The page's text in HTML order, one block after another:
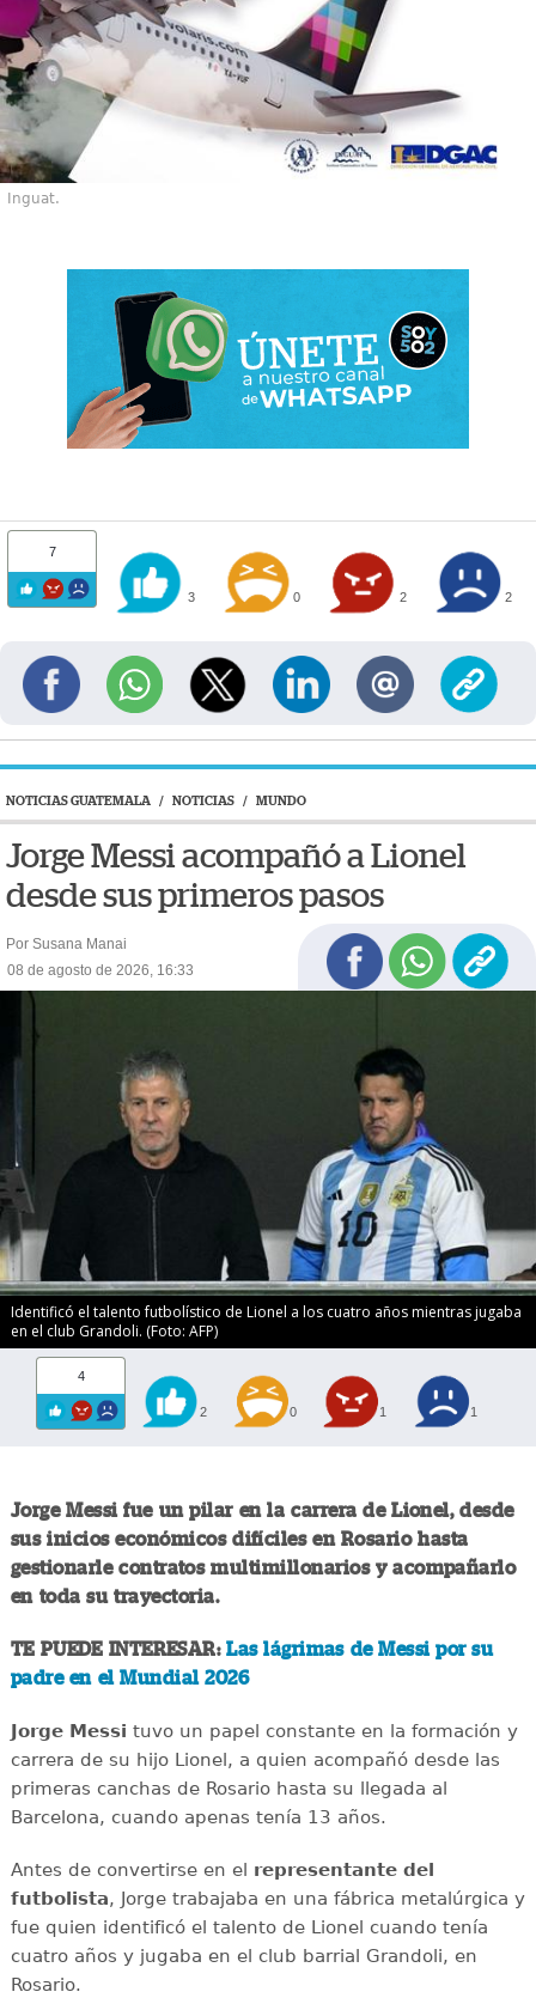
Inguat.
7
3 0 2 2
NOTICIAS GUATEMALA / NOTICIAS / MUNDO
Jorge Messi acompañó a Lionel
desde sus primeros pasos
Por Susana Manai
08 de agosto de 2026, 16:33
Identificó el talento futbolístico de Lionel a los cuatro años mientras jugaba
en el club Grandoli. (Foto: AFP)
4
2 0 1 1
Jorge Messi fue un pilar en la carrera de Lionel, desde
sus inicios económicos difíciles en Rosario hasta
gestionarle contratos multimillonarios y acompañarlo
en toda su trayectoria.
TE PUEDE INTERESAR:Las lágrimas de Messi por su
padre en el Mundial 2026
Jorge Messi tuvo un papel constante en la formación y
carrera de su hijo Lionel, a quien acompañó desde las
primeras canchas de Rosario hasta su llegada al
Barcelona, cuando apenas tenía 13 años.
Antes de convertirse en el representante del
futbolista, Jorge trabajaba en una fábrica metalúrgica y
fue quien identificó el talento de Lionel cuando tenía
cuatro años y jugaba en el club barrial Grandoli, en
Rosario.